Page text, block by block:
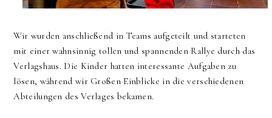
Wir wurden anschließend in Teams aufgeteilt und starteten
mit einer wahnsinnig tollen und spannenden Rallye durch das
Verlagshaus. Die Kinder hatten interessante Aufgaben zu
lösen, während wir Großen Einblicke in die verschiedenen
Abteilungen des Verlages bekamen.